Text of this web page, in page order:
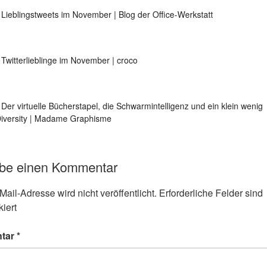
Lieblingstweets im November | Blog der Office-Werkstatt
Twitterlieblinge im November | croco
Der virtuelle Bücherstapel, die Schwarmintelligenz und ein klein wenig
| Madame Graphisme
einen Kommentar
Adresse wird nicht veröffentlicht. Erforderliche Felder sind
*